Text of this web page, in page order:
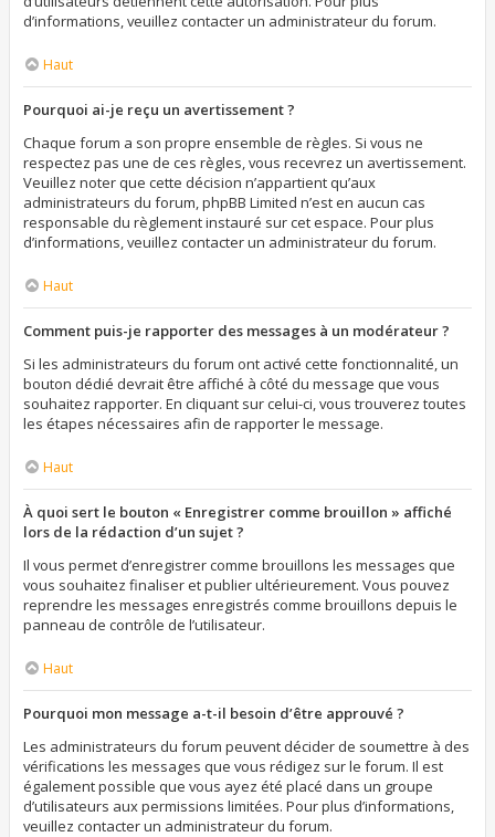
d’informations, veuillez contacter un administrateur du forum.
Haut
Pourquoi ai-je reçu un avertissement ?
Chaque forum a son propre ensemble de règles. Si vous ne
respectez pas une de ces règles, vous recevrez un avertissement.
Veuillez noter que cette décision n’appartient qu’aux
administrateurs du forum, phpBB Limited n’est en aucun cas
responsable du règlement instauré sur cet espace. Pour plus
d’informations, veuillez contacter un administrateur du forum.
Haut
Comment puis-je rapporter des messages à un modérateur ?
Si les administrateurs du forum ont activé cette fonctionnalité, un
bouton dédié devrait être affiché à côté du message que vous
souhaitez rapporter. En cliquant sur celui-ci, vous trouverez toutes
les étapes nécessaires afin de rapporter le message.
Haut
À quoi sert le bouton « Enregistrer comme brouillon » affiché
lors de la rédaction d’un sujet ?
Il vous permet d’enregistrer comme brouillons les messages que
vous souhaitez finaliser et publier ultérieurement. Vous pouvez
reprendre les messages enregistrés comme brouillons depuis le
panneau de contrôle de l’utilisateur.
Haut
Pourquoi mon message a-t-il besoin d’être approuvé ?
Les administrateurs du forum peuvent décider de soumettre à des
vérifications les messages que vous rédigez sur le forum. Il est
également possible que vous ayez été placé dans un groupe
d’utilisateurs aux permissions limitées. Pour plus d’informations,
veuillez contacter un administrateur du forum.